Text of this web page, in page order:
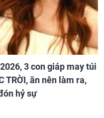
3 con giáp may túi
TRỜI, ăn nên làm ra,
hỷ sự